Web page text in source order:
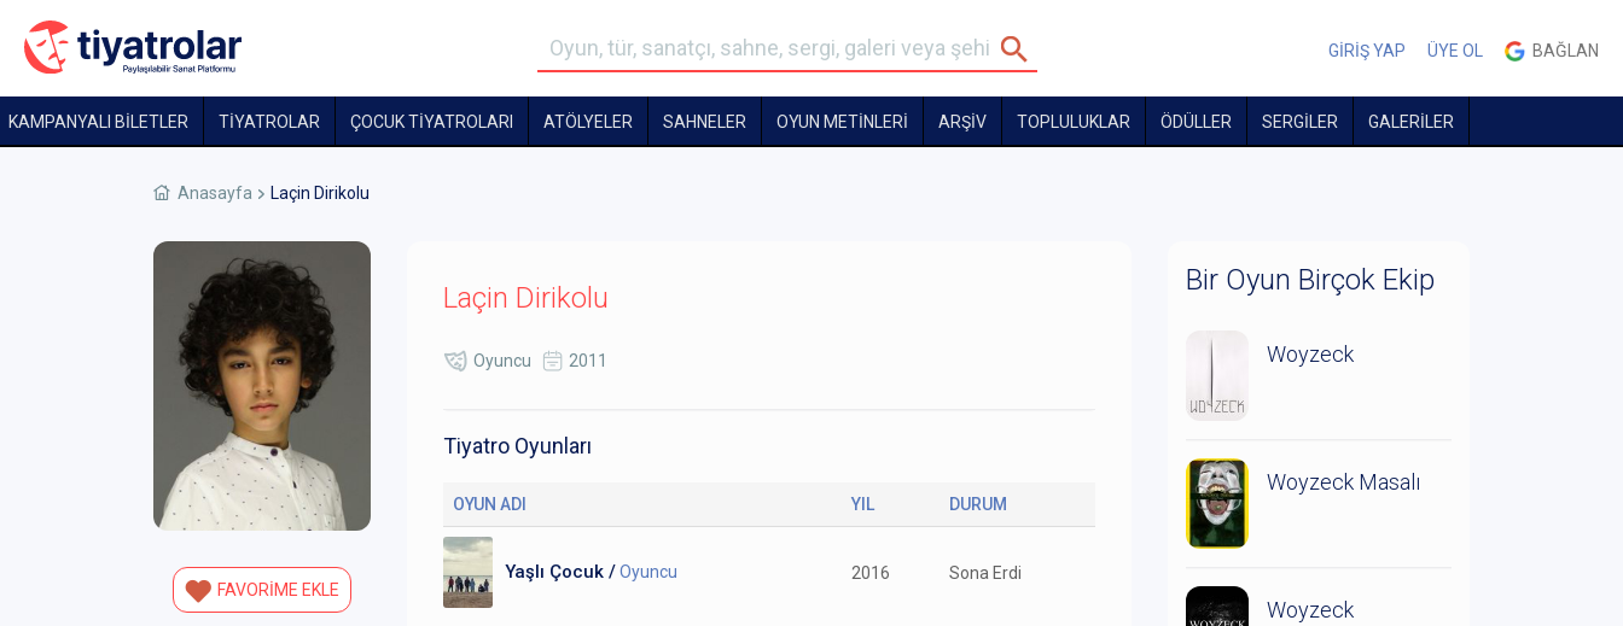
GİRİŞ YAP ÜYE OL BAĞLAN
KAMPANYALI BİLETLER TİYATROLAR ÇOCUK TIYATROLARI ATÖLYELER SAHNELER OYUN METİNLERİ ARŞİV TOPLULUKLAR ÖDÜLLER SERGİLER GALERİLER
Anasayfa Laçin Dirikolu
FAVORİME EKLE
Laçin Dirikolu
Oyuncu 2011
Tiyatro Oyunları
OYUN ADI YIL DURUM
Yaşlı Çocuk /Oyuncu 2016 Sona Erdi
Bir Oyun Birçok Ekip
Woyzeck
Woyzeck Masalı
Woyzeck